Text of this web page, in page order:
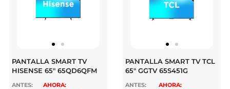
PANTALLA SMART TV
HISENSE 65″ 65QD6QFM
PANTALLA SMART TV TCL
65″ GGTV 65S451G